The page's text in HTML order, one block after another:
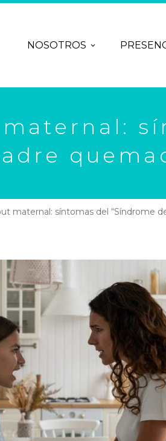
NOSOTROS
maternal: síntomas del “Síndrome